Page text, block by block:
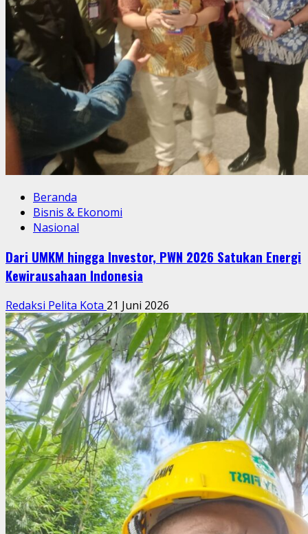
Beranda
Bisnis & Ekonomi
Nasional
Dari UMKM hingga Investor, PWN 2026 Satukan Energi
Kewirausahaan Indonesia
Redaksi Pelita Kota 21 Juni 2026